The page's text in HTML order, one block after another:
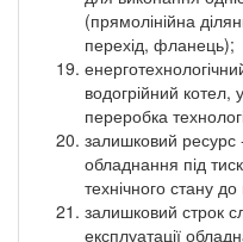
(прямолінійна
перехід, фланець);
водогрійний котел,
переробка
залишковий
обладнання під
технічного стану
залишковий строк
експлуатації